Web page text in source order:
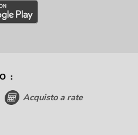
:
Acquisto a rate